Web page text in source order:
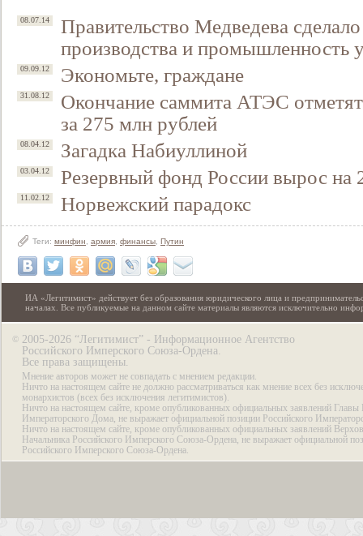
08.07.14
Правительство Медведева
производства и промышленность
09.09.12 Экономьте, граждане
31.08.12
Окончание саммита АТЭС
за 275 млн рублей
08.04.12 Загадка Набиуллиной
03.04.12 Резервный фонд России вырос на
11.02.12 Норвежский парадокс
Теги: минфин армия финансы Путин
ИА «Легитимист» действует без образования юридического лица и
началах. Все публикуемые на данном сайте материалы являются исключительно
© 2005-2026 “Легитимист” - Информационное Агентство
Российского Имперского Союза-Ордена.
Все права защищены.
Мнение авторов может не совпадать с мнением редакции.
Ничто на настоящем сайте не должно рассматриваться как мнение всех без
монархистов (всех без исключения легитимистов).
Ничто на настоящем сайте, кроме опубликованных официальных заявлений Главы
Императорского Дома, не выражает официальной позиции Российского
Ничто на настоящем сайте, кроме опубликованных официальных заявлений
Начальника Российского Имперского Союза-Ордена, не выражает официальной
Российского Имперского Союза-Ордена.